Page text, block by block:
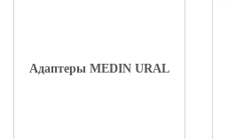
Адаптеры MEDIN URAL